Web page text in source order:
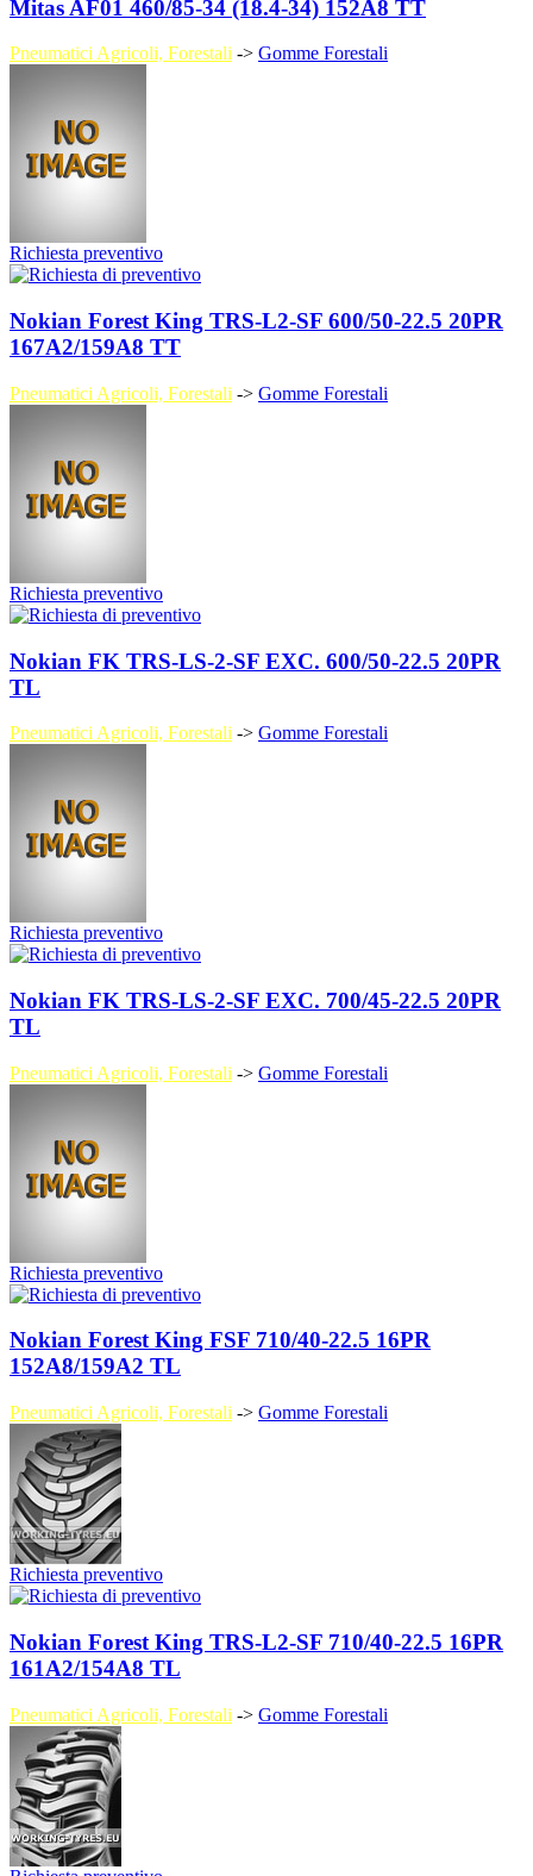
Mitas AF01 460/85-34 (18.4-34) 152A8 TT
Pneumatici Agricoli, Forestali -> Gomme Forestali
Richiesta preventivo
Nokian Forest King TRS-L2-SF 600/50-22.5 20PR
167A2/159A8 TT
Pneumatici Agricoli, Forestali -> Gomme Forestali
Richiesta preventivo
Nokian FK TRS-LS-2-SF EXC. 600/50-22.5 20PR
TL
Pneumatici Agricoli, Forestali -> Gomme Forestali
Richiesta preventivo
Nokian FK TRS-LS-2-SF EXC. 700/45-22.5 20PR
TL
Pneumatici Agricoli, Forestali -> Gomme Forestali
Richiesta preventivo
Nokian Forest King FSF 710/40-22.5 16PR
152A8/159A2 TL
Pneumatici Agricoli, Forestali -> Gomme Forestali
Richiesta preventivo
Nokian Forest King TRS-L2-SF 710/40-22.5 16PR
161A2/154A8 TL
Pneumatici Agricoli, Forestali -> Gomme Forestali